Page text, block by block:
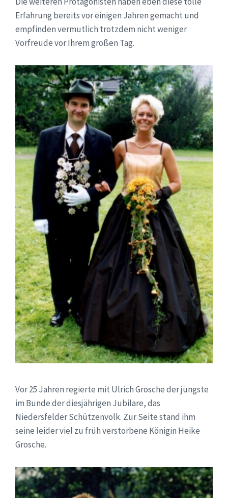
Erfahrung bereits vor einigen Jahren gemacht und
empfinden vermutlich trotzdem nicht weniger
Vorfreude vor Ihrem großen Tag.
Vor 25 Jahren regierte mit Ulrich Grosche der jüngste
im Bunde der diesjährigen Jubilare, das
Niedersfelder Schützenvolk. Zur Seite stand ihm
seine leider viel zu früh verstorbene Königin Heike
Grosche.